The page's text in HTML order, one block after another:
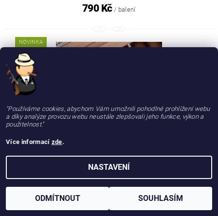
790 Kč / balení
NOVINKA
TIP
BOX - %
DOUTNÍK LEONEL 10 ANIVERSARIO TORO GORDO - BOX 12
KUSŮ
5 690 Kč / balení
"Používáme cookies, abychom Vám umožnili pohodlné prohlížení webu
a díky analýze provozu webu neustále zlepšovali jeho funkce, výkon a
použitelnost."
Více informací zde.
NASTAVENÍ
ODMÍTNOUT SOUHLASÍM